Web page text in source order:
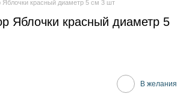
Яблочки красный диаметр 5 см 3 шт
Яблочки красный диаметр 5
В желания